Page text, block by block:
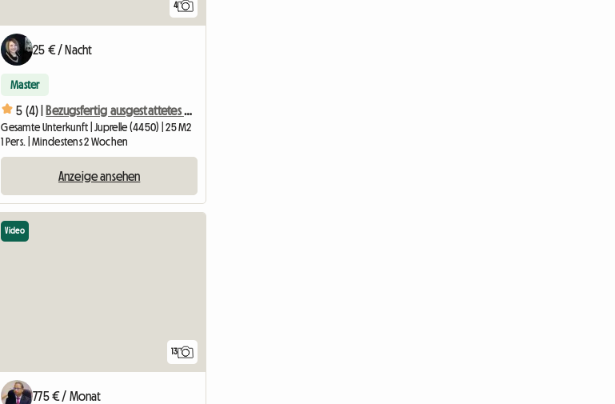
4
25 € / Nacht
Master
5 (4) | Bezugsfertig ausgestattetes Studio mit eigener Dusche
Gesamte Unterkunft | Juprelle (4450) | 25 M2
1 Pers. | Mindestens 2 Wochen
Anzeige ansehen
13
Video
775 € / Monat